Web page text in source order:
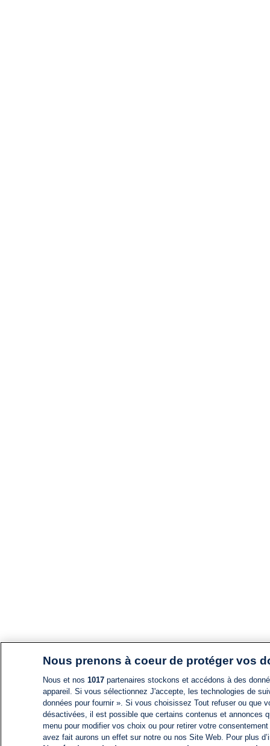
Nous prenons à coeur de protéger vos
Nous et nos 1017partenaires stockons et accédons à des
appareil. Si vous sélectionnez J'accepte, les technologies de
données pour fournir ». Si vous choisissez Tout refuser ou
désactivées, il est possible que certains contenus et annonces
menu pour modifier vos choix ou pour retirer votre
avez fait aurons un effet sur notre ou nos Site Web. Pour plus